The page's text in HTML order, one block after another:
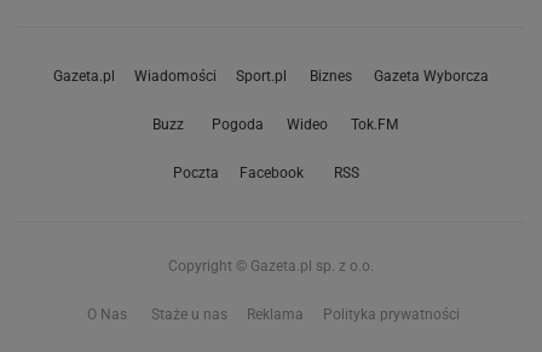
Gazeta.pl Wiadomości Sport.pl Biznes Gazeta Wyborcza
Buzz Pogoda Wideo Tok.FM
Poczta Facebook RSS
Copyright © Gazeta.pl sp. z o.o.
O Nas Staże u nas Reklama Polityka prywatności